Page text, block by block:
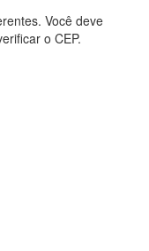
Você deve
o CEP.